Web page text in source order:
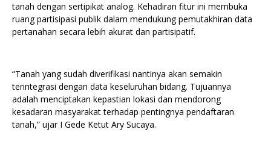
tanah dengan sertipikat analog. Kehadiran fitur ini membuka
ruang partisipasi publik dalam mendukung pemutakhiran data
pertanahan secara lebih akurat dan partisipatif.
“Tanah yang sudah diverifikasi nantinya akan semakin
terintegrasi dengan data keseluruhan bidang. Tujuannya
adalah menciptakan kepastian lokasi dan mendorong
kesadaran masyarakat terhadap pentingnya pendaftaran
tanah,” ujar I Gede Ketut Ary Sucaya.